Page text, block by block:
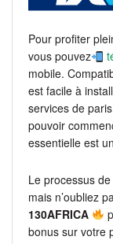
Pour profiter
vous pouvez
mobile.
est facile à
services de
pouvoir
essentielle est
Le processus de
mais n’oubliez
130AFRICA
bonus sur votre